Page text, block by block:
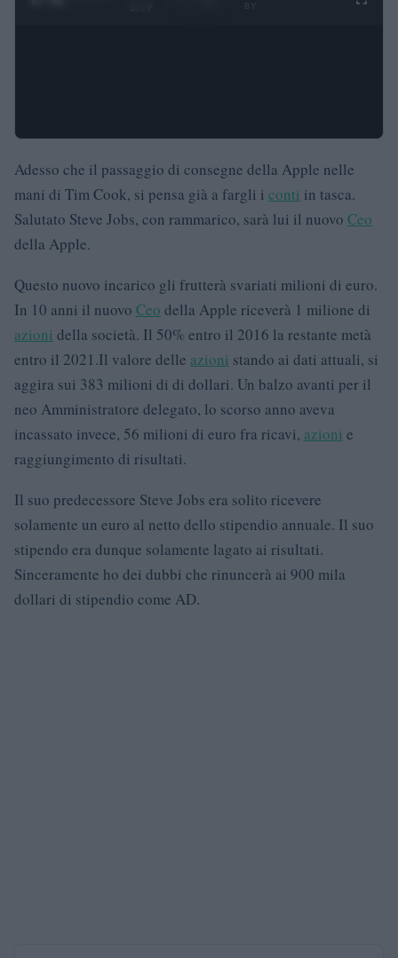
Adesso che il passaggio di consegne della Apple nelle
mani di Tim Cook, si pensa già a fargli i conti in tasca.
Salutato Steve Jobs, con rammarico, sarà lui il nuovo Ceo
della Apple.
Questo nuovo incarico gli frutterà svariati milioni di euro.
In 10 anni il nuovo Ceo della Apple riceverà 1 milione di
azioni della società. Il 50% entro il 2016 la restante metà
entro il 2021.Il valore delle azioni stando ai dati attuali, si
aggira sui 383 milioni di di dollari. Un balzo avanti per il
neo Amministratore delegato, lo scorso anno aveva
incassato invece, 56 milioni di euro fra ricavi, azioni e
raggiungimento di risultati.
Il suo predecessore Steve Jobs era solito ricevere
solamente un euro al netto dello stipendio annuale. Il suo
stipendo era dunque solamente lagato ai risultati.
Sinceramente ho dei dubbi che rinuncerà ai 900 mila
dollari di stipendio come AD.